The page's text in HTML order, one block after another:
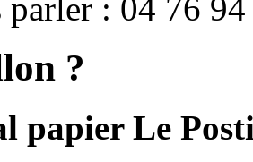
parler : 04 76
?
papier Le